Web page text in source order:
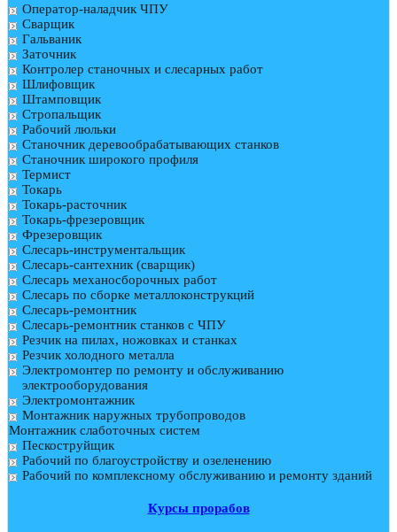
Оператор-наладчик ЧПУ
Сварщик
Гальваник
Заточник
Контролер станочных и слесарных работ
Шлифовщик
Штамповщик
Стропальщик
Рабочий люльки
Станочник деревообрабатывающих станков
Станочник широкого профиля
Термист
Токарь
Токарь-расточник
Токарь-фрезеровщик
Фрезеровщик
Слесарь-инструментальщик
Слесарь-сантехник (сварщик)
Слесарь механосборочных работ
Слесарь по сборке металлоконструкций
Слесарь-ремонтник
Слесарь-ремонтник станков с ЧПУ
Резчик на пилах, ножовках и станках
Резчик холодного металла
Электромонтер по ремонту и обслуживанию
электрооборудования
Электромонтажник
Монтажник наружных трубопроводов
Монтажник слаботочных систем
Пескоструйщик
Рабочий по благоустройству и озеленению
Рабочий по комплексному обслуживанию и ремонту зданий
Курсы прорабов